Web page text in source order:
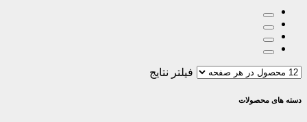
فیلتر نتایج
دسته های محصولات